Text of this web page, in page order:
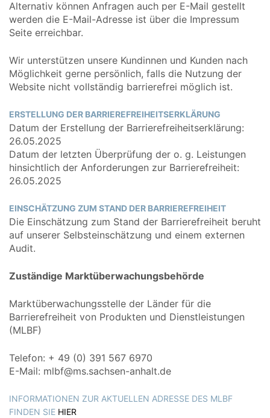
Alternativ können Anfragen auch per E-Mail gestellt
werden die E-Mail-Adresse ist über die Impressum
Seite erreichbar.
Wir unterstützen unsere Kundinnen und Kunden nach
Möglichkeit gerne persönlich, falls die Nutzung der
Website nicht vollständig barrierefrei möglich ist.
ERSTELLUNG DER BARRIEREFREIHEITSERKLÄRUNG
Datum der Erstellung der Barrierefreiheitserklärung:
26.05.2025
Datum der letzten Überprüfung der o. g. Leistungen
hinsichtlich der Anforderungen zur Barrierefreiheit:
26.05.2025
EINSCHÄTZUNG ZUM STAND DER BARRIEREFREIHEIT
Die Einschätzung zum Stand der Barrierefreiheit beruht
auf unserer Selbsteinschätzung und einem externen
Audit.
Zuständige Marktüberwachungsbehörde
Marktüberwachungsstelle der Länder für die
Barrierefreiheit von Produkten und Dienstleistungen
(MLBF)
Telefon: + 49 (0) 391 567 6970
E-Mail: mlbf@ms.sachsen-anhalt.de
INFORMATIONEN ZUR AKTUELLEN ADRESSE DES MLBF
FINDEN SIE HIER